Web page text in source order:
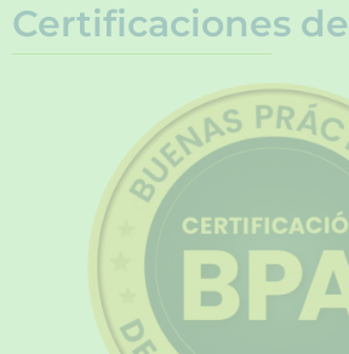
Certificaciones de